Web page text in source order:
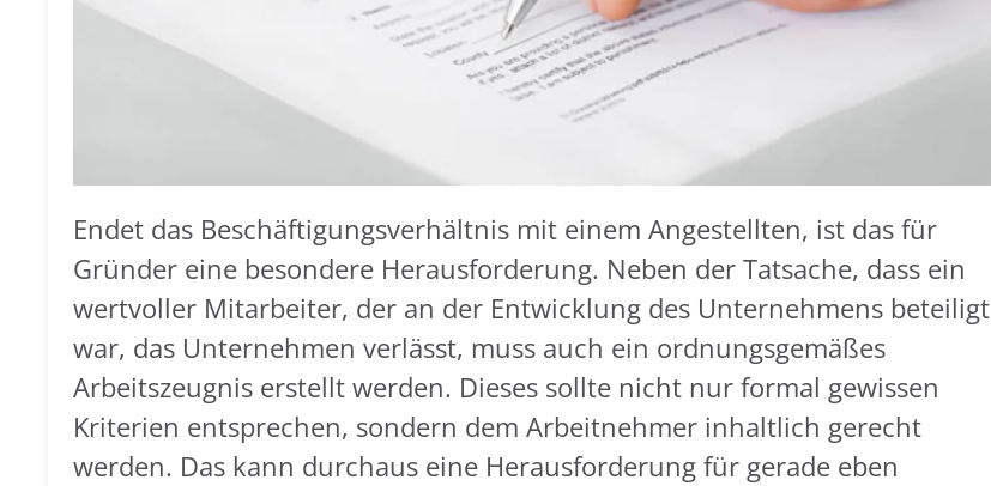
Endet das Beschäftigungsverhältnis mit einem Angestellten, ist das für
Gründer eine besondere Herausforderung. Neben der Tatsache, dass ein
wertvoller Mitarbeiter, der an der Entwicklung des Unternehmens beteiligt
war, das Unternehmen verlässt, muss auch ein ordnungsgemäßes
Arbeitszeugnis erstellt werden. Dieses sollte nicht nur formal gewissen
Kriterien entsprechen, sondern dem Arbeitnehmer inhaltlich gerecht
werden. Das kann durchaus eine Herausforderung für gerade eben